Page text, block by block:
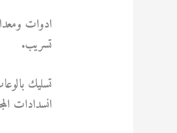
ادوات
تسريب.
تسليك
انسدادات